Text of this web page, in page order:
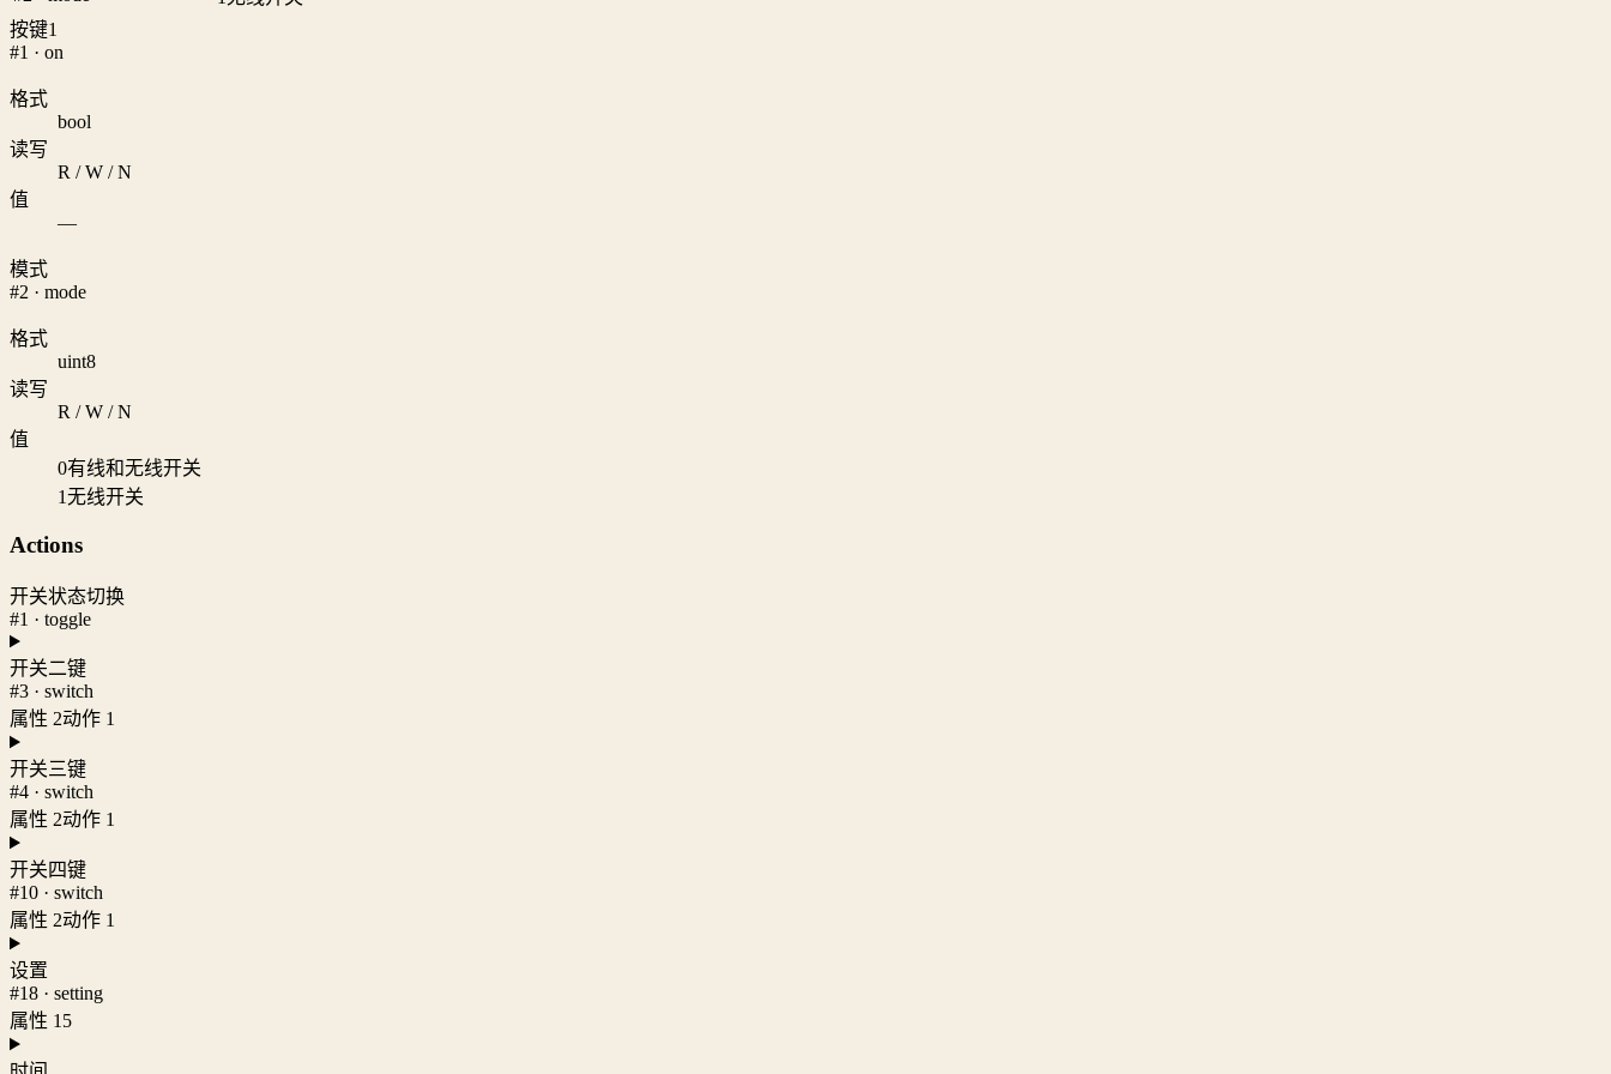
按键1
#1 · on
格式
bool
读写
R / W / N
值
—
模式
#2 · mode
格式
uint8
读写
R / W / N
值
0有线和无线开关
1无线开关
Actions
开关状态切换
#1 · toggle
开关二键
#3 · switch
属性 2动作 1
开关三键
#4 · switch
属性 2动作 1
开关四键
#10 · switch
属性 2动作 1
设置
#18 · setting
属性 15